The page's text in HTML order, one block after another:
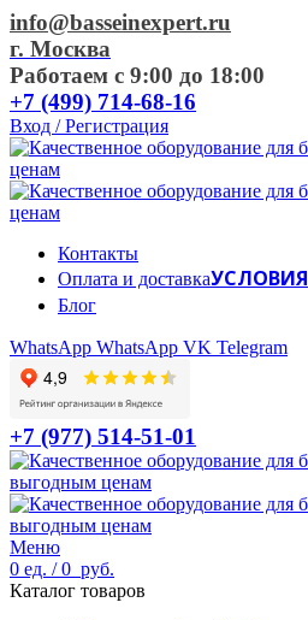
info@basseinexpert.ru
г. Москва
Работаем с 9:00 до 18:00
+7 (499) 714-68-16
Вход / Регистрация
Контакты
Оплата и доставкаУСЛОВИЯ
Блог
WhatsApp WhatsApp VK Telegram
+7 (977) 514-51-01
Меню
0 ед. / 0 руб.
Каталог товаров